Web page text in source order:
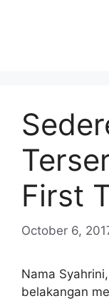
First
October 6,
Nama
belakangan